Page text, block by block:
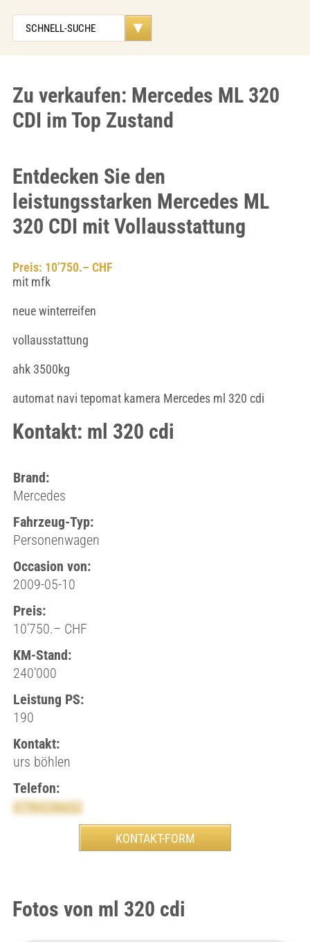
Zu verkaufen: Mercedes ML 320
CDI im Top Zustand
Entdecken Sie den
leistungsstarken Mercedes ML
320 CDI mit Vollausstattung
Preis: 10’750.– CHF
mit mfk
neue winterreifen
vollausstattung
ahk 3500kg
automat navi tepomat kamera Mercedes ml 320 cdi
Kontakt: ml 320 cdi
Brand:
Mercedes
Fahrzeug-Typ:
Personenwagen
Occasion von:
2009-05-10
Preis:
10’750.– CHF
KM-Stand:
240’000
Leistung PS:
190
Kontakt:
urs böhlen
Telefon:
0796536652
Fotos von ml 320 cdi